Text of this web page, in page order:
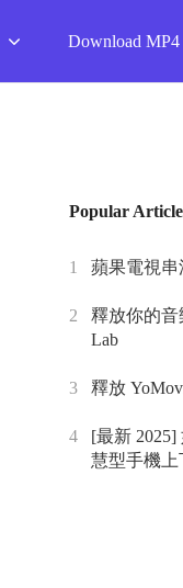
Download MP4
Popular
1 蘋果電視
2
釋放你的音
Lab
3 釋放
4
[最新
慧型手機上